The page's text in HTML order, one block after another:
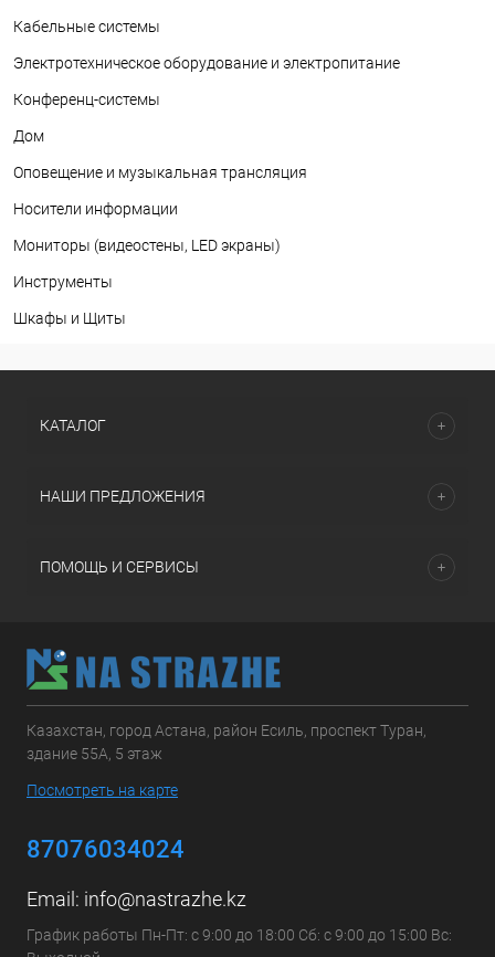
Кабельные системы
Электротехническое оборудование и электропитание
Конференц-системы
Дом
Оповещение и музыкальная трансляция
Носители информации
Мониторы (видеостены, LED экраны)
Инструменты
Шкафы и Щиты
КАТАЛОГ
НАШИ ПРЕДЛОЖЕНИЯ
ПОМОЩЬ И СЕРВИСЫ
Казахстан, город Астана, район Есиль, проспект Туран,
здание 55А, 5 этаж
Посмотреть на карте
87076034024
Email: info@nastrazhe.kz
График работы Пн-Пт: с 9:00 до 18:00 Сб: с 9:00 до 15:00 Вс: